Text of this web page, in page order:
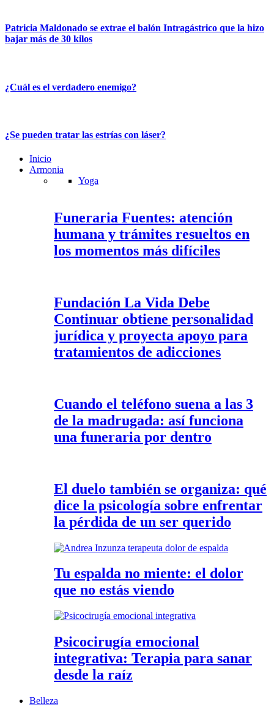
Patricia Maldonado se extrae el balón Intragástrico que la hizo
bajar más de 30 kilos
¿Cuál es el verdadero enemigo?
¿Se pueden tratar las estrías con láser?
Inicio
Armonia
Yoga
Funeraria Fuentes: atención
humana y trámites resueltos en
los momentos más difíciles
Fundación La Vida Debe
Continuar obtiene personalidad
jurídica y proyecta apoyo para
tratamientos de adicciones
Cuando el teléfono suena a las 3
de la madrugada: así funciona
una funeraria por dentro
El duelo también se organiza: qué
dice la psicología sobre enfrentar
la pérdida de un ser querido
Tu espalda no miente: el dolor
que no estás viendo
Psicocirugía emocional
integrativa: Terapia para sanar
desde la raíz
Belleza